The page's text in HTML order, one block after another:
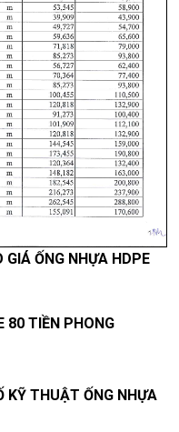
GIÁ ỐNG NHỰA HDPE
80 TIỀN PHONG
KỸ THUẬT ỐNG NHỰA